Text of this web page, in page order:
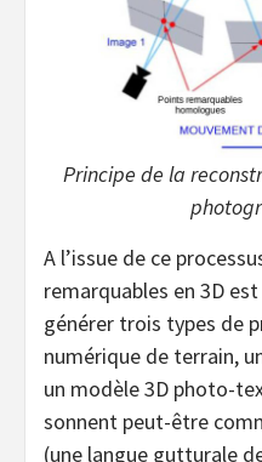
Principe de la
A l’issue de ce
remarquables en 3D
générer trois types de
numérique de terrain,
un modèle 3D photo-
sonnent peut-être
(une langue gutturale